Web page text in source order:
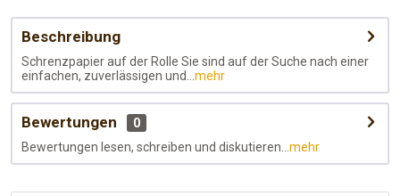
Beschreibung
Schrenzpapier auf der Rolle Sie sind auf der Suche nach einer
einfachen, zuverlässigen und... mehr
Bewertungen
0
Bewertungen lesen, schreiben und diskutieren... mehr